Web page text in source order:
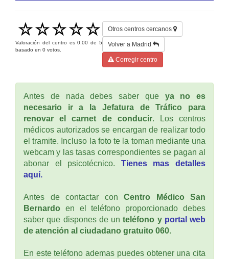
Valoración del centro es0.00 de5
basado en 0 votos.
Otros centros cercanos
Volver a Madrid
Corregir centro
Antes de nada debes saber que ya no es
necesario ir a la Jefatura de Tráfico para
renovar el carnet de conducir. Los centros
médicos autorizados se encargan de realizar todo
el tramite. Incluso la foto te la toman mediante una
webcam y las tasas correspondientes se pagan al
abonar el psicotécnico. Tienes mas detalles
aquí.
Antes de contactar con Centro Médico San
Bernardo en el teléfono proporcionado debes
saber que dispones de unteléfono y portal web
de atención al ciudadano gratuito 060.
En este teléfono ademas puedes obtener una cita